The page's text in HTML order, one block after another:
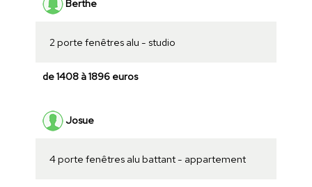
Berthe
2 porte fenêtres alu - studio
de 1408 à 1896 euros
Josue
4 porte fenêtres alu battant - appartement